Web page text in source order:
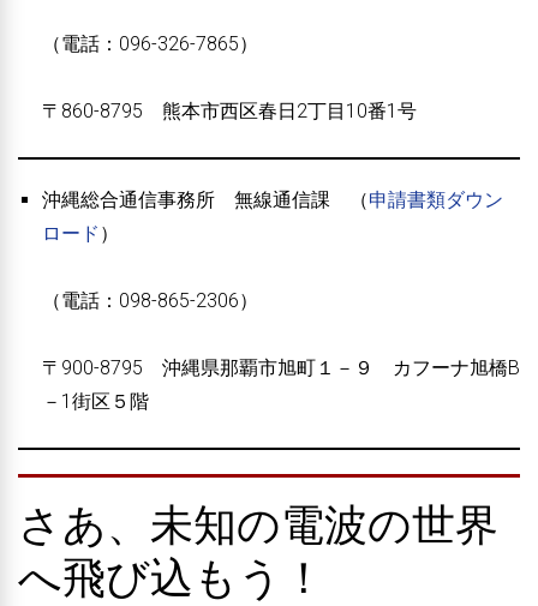
（電話：096-326-7865）
〒860-8795 熊本市西区春日2丁目10番1号
沖縄総合通信事務所 無線通信課 （申請書類ダウン
ロード ）
（電話：098-865-2306）
〒900-8795 沖縄県那覇市旭町１－９ カフーナ旭橋B
－1街区５階
さあ、未知の電波の世界
へ飛び込もう！